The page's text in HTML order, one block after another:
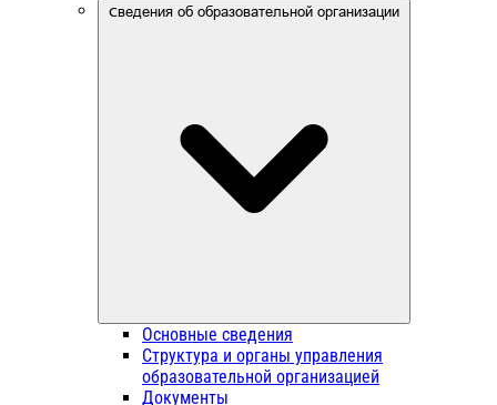
Сведения об образовательной организации
Основные сведения
Структура и органы управления
образовательной организацией
Документы